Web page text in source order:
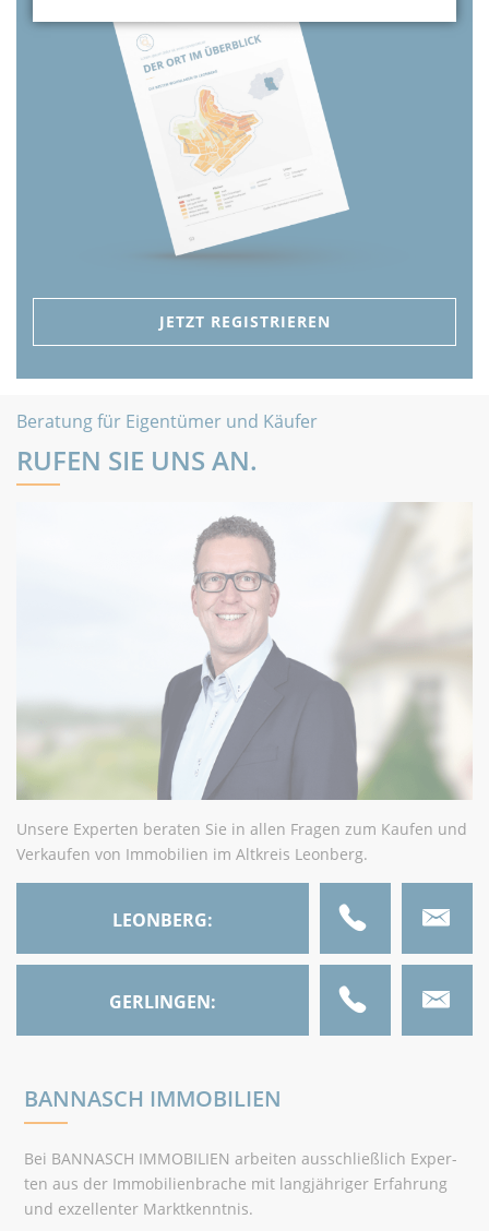
JETZT REGISTRIEREN
Beratung für Eigentümer und Käufer
RUFEN SIE UNS AN.
Unsere Experten beraten Sie in allen Fragen zum Kaufen und
Verkaufen von Immobilien im Altkreis Leonberg.
LEONBERG:
GERLINGEN:
BANNASCH IMMOBILIEN
Bei BANNASCH IMMOBILIEN arbeiten ausschließlich Exper­
ten aus der Immo­bilienbrache mit langjähriger Erfahrung
und exzel­lenter Marktkenntnis.